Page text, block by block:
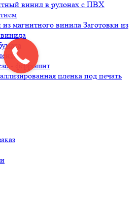
винил в рулонах с ПВХ
Заготовки из
- феррошит
пленка под печать